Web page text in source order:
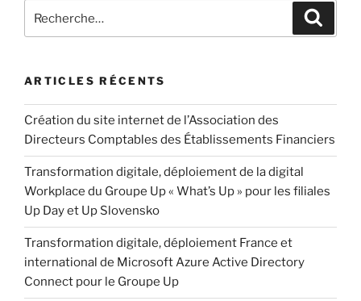
ARTICLES RÉCENTS
Création du site internet de l’Association des
Directeurs Comptables des Établissements Financiers
Transformation digitale, déploiement de la digital
Workplace du Groupe Up « What’s Up » pour les filiales
Up Day et Up Slovensko
Transformation digitale, déploiement France et
international de Microsoft Azure Active Directory
Connect pour le Groupe Up